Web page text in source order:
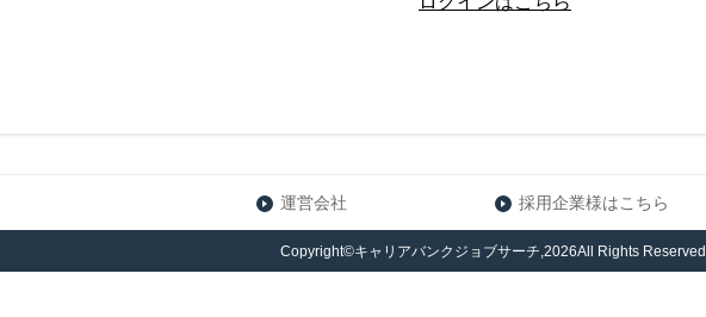
運営会社 採用企業様はこちら
Copyright©キャリアバンクジョブサーチ,2026All Rights Reserved.